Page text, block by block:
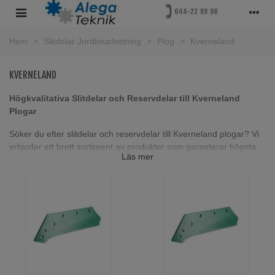
Hem > Slitdelar Jordbearbetning > Plog > Kverneland
KVERNELAND
Högkvalitativa Slitdelar och Reservdelar till Kverneland
Plogar
Söker du efter slitdelar och reservdelar till Kverneland plogar? Vi
erbjuder ett brett sortiment av produkter som garanterar högsta
kvalitet och hållbarhet. Våra slitdelar inkluderar spetsar, skär,
Våra slitdelar är tillverkade av material av högsta standard, och vi
erbjuder även slitdelar med hårdmetall för extra lång livslängd och
effektivitet. Oavsett om du är lantbrukare eller maskinentreprenör,
Läs mer